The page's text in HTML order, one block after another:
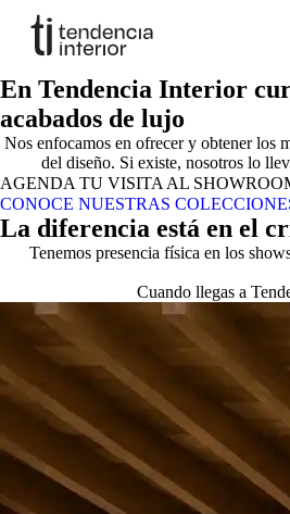
En Tendencia Interior
acabados de lujo
Nos enfocamos en ofrecer y obtener los
del diseño. Si existe, nosotros lo
AGENDA TU VISITA AL
CONOCE NUESTRAS
La diferencia está en el
Tenemos presencia física en los
Cuando llegas a